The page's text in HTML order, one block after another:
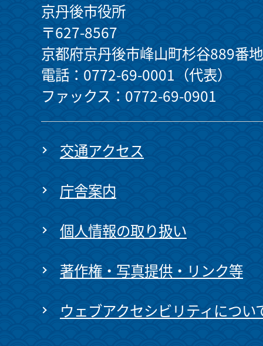
京丹後市役所
〒627-8567
京都府京丹後市峰山町杉谷889番地
電話：0772-69-0001（代表）
ファックス：0772-69-0901
交通アクセス
庁舎案内
個人情報の取り扱い
著作権・写真提供・リンク等
ウェブアクセシビリティについ